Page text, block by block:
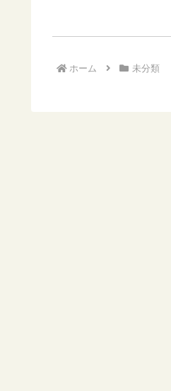
ホーム 未分類